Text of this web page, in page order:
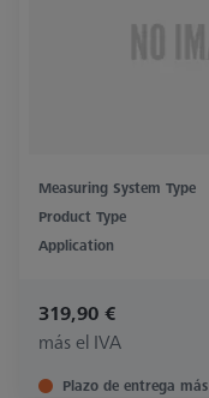
Measuring System Type
Product Type
Application
319,90 €
más el IVA
Plazo de entrega